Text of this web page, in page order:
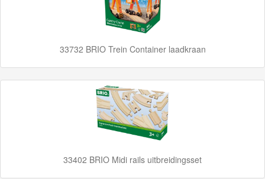
Thomas
Adventures
Accessoires
33732 BRIO Trein Container laadkraan
33402 BRIO Midi rails uitbreidingsset